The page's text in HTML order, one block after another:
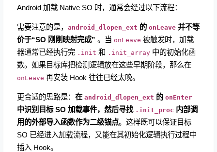
Android 加载 Native SO 时，通常会经过以下流程：
需要注意的是， android_dlopen_ext 的 onLeave 并不等
价于“SO 刚刚映射完成” 。当 onLeave ​ 被触发时，加载
器通常已经执行完 .init ​ 和 .init_array ​ 中的初始化函
数。如果目标库把检测逻辑放在这些早期阶段，那么在
onLeave 再安装 Hook 往往已经太晚。
更合适的思路是： 在 android_dlopen_ext 的 onEnter
中识别目标 SO 加载事件，然后寻找 .init_proc 内部调
用的外部导入函数作为二级锚点。这样既可以保证目标
SO 已经进入加载流程，又能在其初始化逻辑执行过程中
插入 Hook。